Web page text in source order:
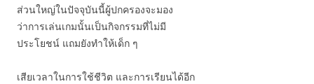
ส่วนใหญ่ในปัจจุบันนี้ผู้ปกครองจะมอง
ว่าการเล่นเกมนั้นเป็นกิจกรรมที่ไม่มี
ประโยชน์ แถมยังทำให้เด็ก ๆ
เสียเวลาในการใช้ชีวิต และการเรียนได้อีก